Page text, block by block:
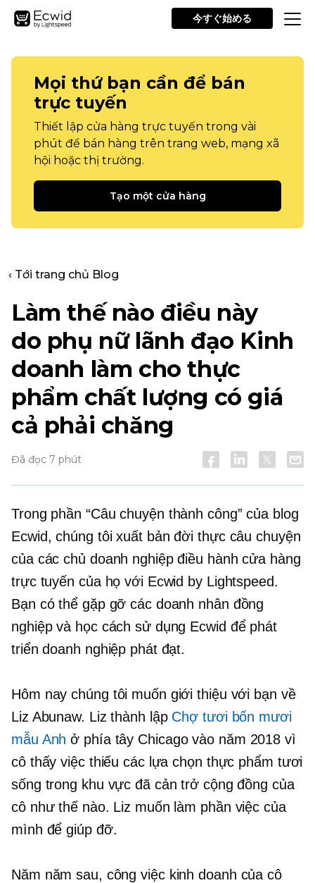
今すぐ始める
Mọi thứ bạn cần để bán
trực tuyến
Thiết lập cửa hàng trực tuyến trong vài
phút để bán hàng trên trang web, mạng xã
hội hoặc thị trường.
Tạo một cửa hàng
‹ Tới trang chủ Blog
Làm thế nào điều này
do phụ nữ lãnh đạo Kinh
doanh làm cho thực
phẩm chất lượng có giá
cả phải chăng
Đã đọc 7 phút
Trong phần “Câu chuyện thành công” của blog
Ecwid, chúng tôi xuất bảnđời thựccâu chuyện
của các chủ doanh nghiệp điều hành cửa hàng
trực tuyến của họ với Ecwid by Lightspeed.
Bạn có thể gặp gỡ các doanh nhân đồng
nghiệp và học cách sử dụng Ecwid để phát
triển doanh nghiệp phát đạt.
Hôm nay chúng tôi muốn giới thiệu với bạn về
Liz Abunaw. Liz thành lập Chợ tươi bốn mươi
mẫu Anh ở phía tây Chicago vào năm 2018 vì
cô thấy việc thiếu các lựa chọn thực phẩm tươi
sống trong khu vực đã cản trở cộng đồng của
cô như thế nào. Liz muốn làm phần việc của
mình để giúp đỡ.
Năm năm sau, công việc kinh doanh của cô